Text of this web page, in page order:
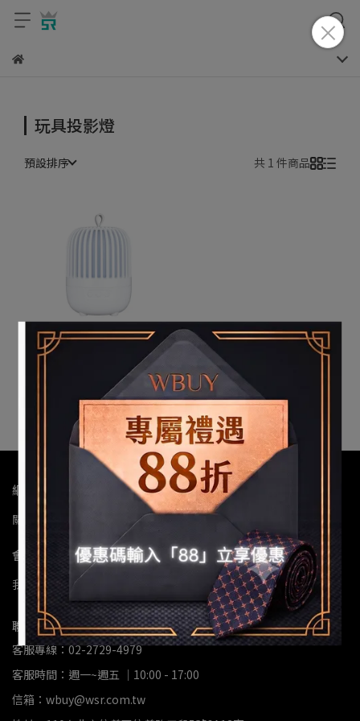
玩具投影燈
預設排序 共 1 件商品
甜夢星空投影燈 / 小夜燈
加入購物車
網站服務
關於我們 隱私政策 服務條款
會員服務
我的帳戶 會員權益說明 紅利與優惠說明
聯絡資訊
客服專線：02-2729-4979
客服時間：週一~週五 ｜10:00 - 17:00
信箱：wbuy@wsr.com.tw